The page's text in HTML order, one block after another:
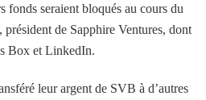
fonds seraient bloqués au cours du
de Sapphire Ventures, dont
Box et LinkedIn.
leur argent de SVB à d’autres